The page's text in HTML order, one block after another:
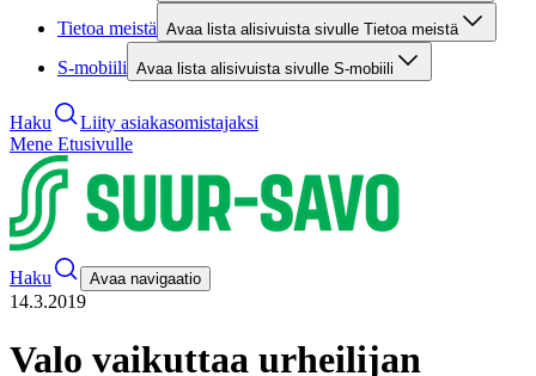
Tietoa meistä Avaa lista alisivuista sivulle Tietoa meistä
S-mobiili Avaa lista alisivuista sivulle S-mobiili
Haku
Liity asiakasomistajaksi
Mene Etusivulle
Haku Avaa navigaatio
14.3.2019
Valo vaikuttaa urheilijan